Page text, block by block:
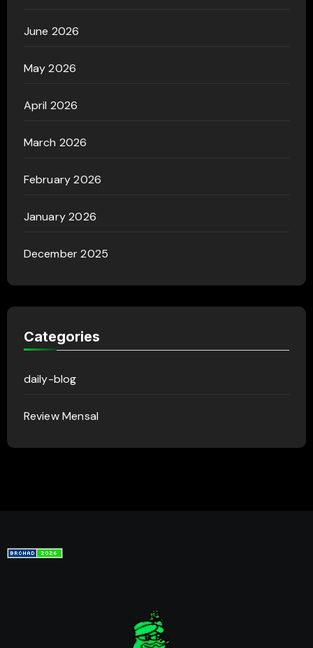
June 2026
May 2026
April 2026
March 2026
February 2026
January 2026
December 2025
Categories
daily-blog
Review Mensal